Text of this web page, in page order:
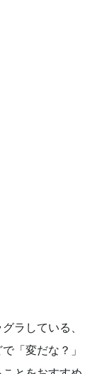
ラしている、
「変だな？」